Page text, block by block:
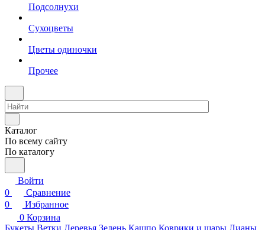
Подсолнухи
Сухоцветы
Цветы одиночки
Прочее
Каталог
По всему сайту
По каталогу
Войти
0
Сравнение
0
Избранное
0 Корзина
Букеты Ветки Деревья Зелень Кашпо Коврики и шары Лианы